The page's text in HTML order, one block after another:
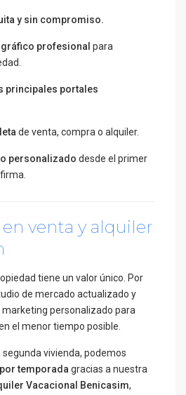
y sin compromiso.
profesional para
principales portales
de venta, compra o alquiler.
personalizado desde el primer
venta y alquiler
tiene un valor único. Por
de mercado actualizado y
personalizado para
el menor tiempo posible.
vivienda, podemos
temporadagracias a nuestra
Vacacional Benicasim,